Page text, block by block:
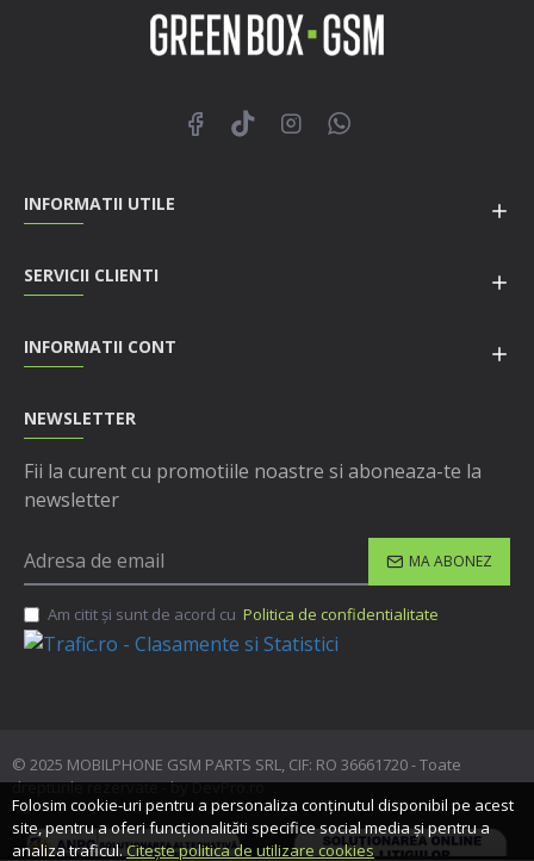
INFORMATII UTILE
SERVICII CLIENTI
INFORMATII CONT
NEWSLETTER
Fii la curent cu promotiile noastre si aboneaza-te la
newsletter
MA ABONEZ
Am citit şi sunt de acord cu Politica de confidentialitate
© 2025 MOBILPHONE GSM PARTS SRL, CIF: RO 36661720 - Toate
drepturile rezervate - by DevPro.ro
Folosim cookie-uri pentru a personaliza conținutul disponibil pe acest
site, pentru a oferi funcționalităti specifice social media și pentru a
analiza traficul.Citește politica de utilizare cookies